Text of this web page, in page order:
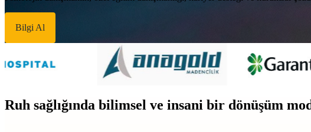
Bilgi Al
Ruh sağlığında bilimsel ve insani bir dönüşüm